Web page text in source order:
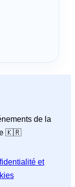
de la
🇰🇷
et